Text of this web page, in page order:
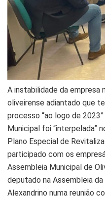
A instabilidade da empresa
oliveirense adiantado que
processo “ao logo de
Municipal foi “interpelada”
Plano Especial de
participado com os
Assembleia Municipal de
deputado na Assembleia
Alexandrino numa reunião